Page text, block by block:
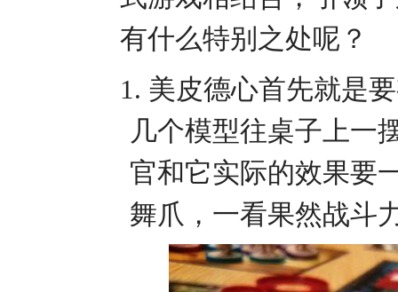
有什么特别之处呢？
1. 美皮德心首先就是
几个模型往桌子上一
官和它实际的效果要
舞爪，一看果然战斗